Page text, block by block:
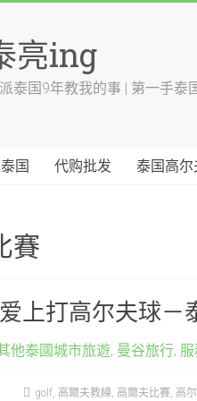
亮ing
泰国9年教我的事 | 第一手泰
国 代购批发 泰国高尔
賽
上打高尔夫球－
他泰國城市旅遊, 曼谷旅行,
golf, 高爾夫教練, 高爾夫比賽, 高